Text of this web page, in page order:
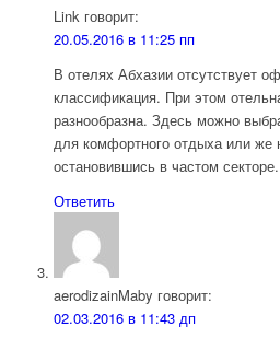
Link говорит:
20.05.2016 в 11:25 пп
В отелях Абхазии отсутствует
классификация. При этом
разнообразна. Здесь можно
для комфортного отдыха или же
остановившись в частом секторе.
Ответить
aerodizainMaby говорит:
02.03.2016 в 11:43 дп